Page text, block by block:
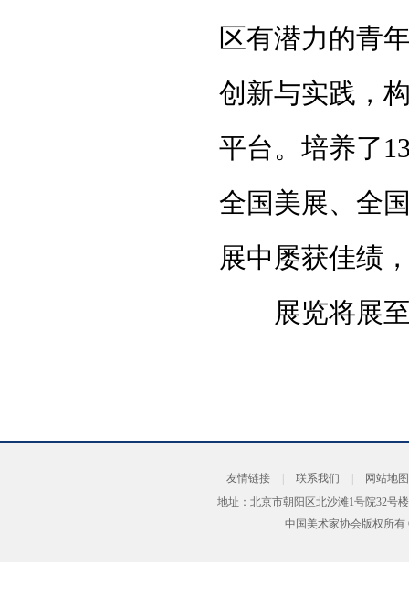
区有潜力的青
创新与实践，
平台。培养了
全国美展、全
展中屡获佳绩
展览将展至
友情链接 联系我们
网站地图
地址：北京市朝阳区北沙滩1号院32号
中国美术家协会版权所有